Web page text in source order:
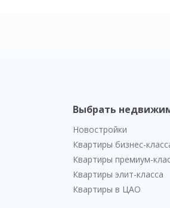
Выбрать
Новостройки
Квартиры бизнес-
Квартиры премиум-
Квартиры элит-класса
Квартиры в ЦАО